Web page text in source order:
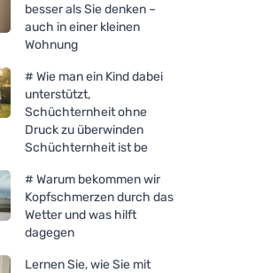
besser als Sie denken –
auch in einer kleinen
Wohnung
# Wie man ein Kind dabei
unterstützt,
Schüchternheit ohne
Druck zu überwinden
Schüchternheit ist be
# Warum bekommen wir
Kopfschmerzen durch das
Wetter und was hilft
dagegen
Lernen Sie, wie Sie mit